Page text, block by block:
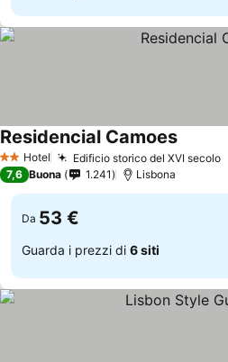
2 StelleHotel Edificio storico del XVI secolo
Residencial Camoes
7,6 Buona 1.241 Lisbona
Da 53 €
Guarda i prezzi di 6 siti